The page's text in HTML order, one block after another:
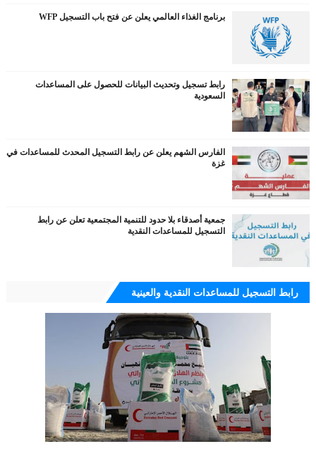
برنامج الغذاء العالمي يعلن عن فتح باب التسجيل WFP
رابط تسجيل وتحديث البيانات للحصول على المساعدات
السعودية
الفارس الشهم يعلن عن رابط التسجيل المحدث للمساعدات في
غزة
جمعية أصدقاء بلا حدود للتنمية المجتمعية تعلن عن رابط
التسجيل للمساعدات النقدية
رابط التسجيل للمساعدات النقدية والعينية